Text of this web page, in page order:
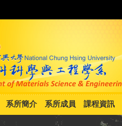
系所簡介 系所成員 課程資訊